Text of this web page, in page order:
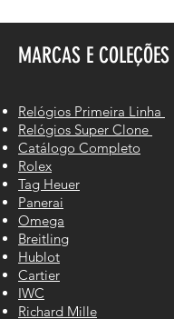
MARCAS E COLEÇÕES
Relógios Primeira Linha
Relógios Super Clone
Catálogo Completo
Rolex
Tag Heuer
Panerai
Omega
Breitling
Hublot
Cartier
IWC
Richard Mille